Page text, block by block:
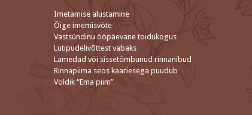
Imetamise alustamine
Õige imemisvõte
Vastsündinu ööpäevane toidukogus
Lutipudelivõttest vabaks
Lamedad või sissetõmbunud rinnanibud
Rinnapiima seos kaariesega puudub
Voldik “Ema piim”